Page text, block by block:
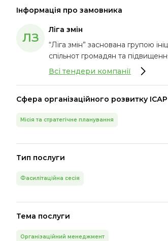
Інформація про замовника
ЛЗ
Ліга змін
“Ліга змін” заснована групою
спільнот громадян та
Всі тендери компанії
Сфера організаційного розвитку
Місія та стратегічне планування
Тип послуги
Фасилітаційна сесія
Тема послуги
Організаційний менеджмент